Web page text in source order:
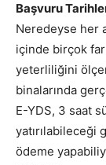
Başvuru
Neredeyse her
içinde birçok
yeterliliğini
binalarında
E-YDS, 3 saat
yatırılabileceği
ödeme